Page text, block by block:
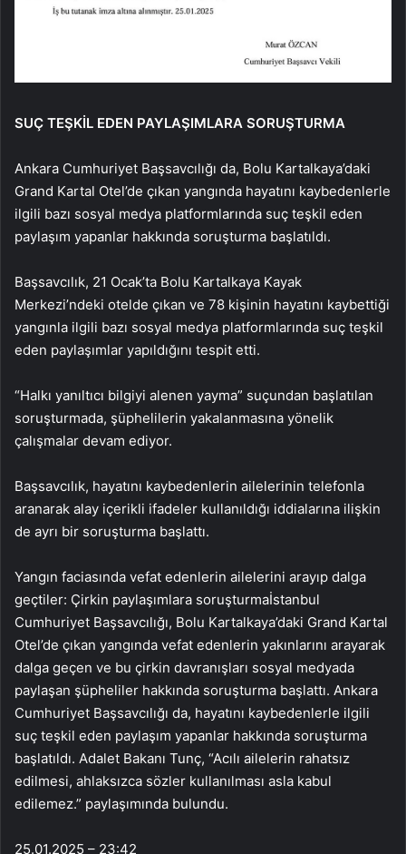
SUÇ TEŞKİL EDEN PAYLAŞIMLARA SORUŞTURMA
Ankara Cumhuriyet Başsavcılığı da, Bolu Kartalkaya’daki
Grand Kartal Otel’de çıkan yangında hayatını kaybedenlerle
ilgili bazı sosyal medya platformlarında suç teşkil eden
paylaşım yapanlar hakkında soruşturma başlatıldı.
Başsavcılık, 21 Ocak’ta Bolu Kartalkaya Kayak
Merkezi’ndeki otelde çıkan ve 78 kişinin hayatını kaybettiği
yangınla ilgili bazı sosyal medya platformlarında suç teşkil
eden paylaşımlar yapıldığını tespit etti.
“Halkı yanıltıcı bilgiyi alenen yayma” suçundan başlatılan
soruşturmada, şüphelilerin yakalanmasına yönelik
çalışmalar devam ediyor.
Başsavcılık, hayatını kaybedenlerin ailelerinin telefonla
aranarak alay içerikli ifadeler kullanıldığı iddialarına ilişkin
de ayrı bir soruşturma başlattı.
Yangın faciasında vefat edenlerin ailelerini arayıp dalga
geçtiler: Çirkin paylaşımlara soruşturmaİstanbul
Cumhuriyet Başsavcılığı, Bolu Kartalkaya’daki Grand Kartal
Otel’de çıkan yangında vefat edenlerin yakınlarını arayarak
dalga geçen ve bu çirkin davranışları sosyal medyada
paylaşan şüpheliler hakkında soruşturma başlattı. Ankara
Cumhuriyet Başsavcılığı da, hayatını kaybedenlerle ilgili
suç teşkil eden paylaşım yapanlar hakkında soruşturma
başlatıldı. Adalet Bakanı Tunç, “Acılı ailelerin rahatsız
edilmesi, ahlaksızca sözler kullanılması asla kabul
edilemez.” paylaşımında bulundu.
25.01.2025 – 23:42